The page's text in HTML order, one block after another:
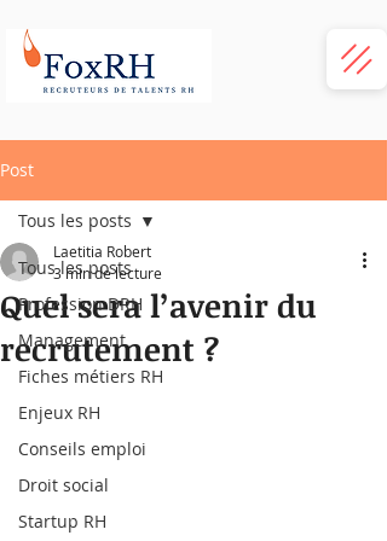
Post
Tous les posts
Profession DRH
Management
Fiches métiers RH
Enjeux RH
Conseils emploi
Droit social
Startup RH
Tous les posts
Quel sera l’avenir du
recrutement ?
Laetitia Robert
3 min de lecture